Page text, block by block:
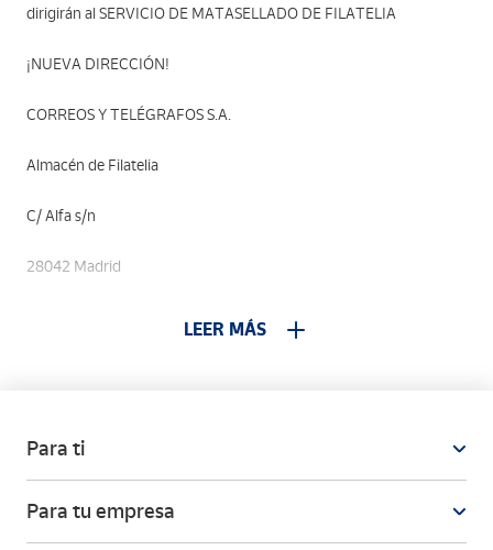
dirigirán al SERVICIO DE MATASELLADO DE FILATELIA
¡NUEVA DIRECCIÓN!
CORREOS Y TELÉGRAFOS S.A.
Almacén de Filatelia
C/ Alfa s/n
28042 Madrid
LEER MÁS
Para ti
Para tu empresa